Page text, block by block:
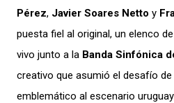
Pérez, Javier Soares Netto y
puesta fiel al original, un elenco
vivo junto a la Banda Sinfónica
creativo que asumió el desafío
emblemático al escenario